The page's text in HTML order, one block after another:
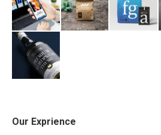
Our Exprience